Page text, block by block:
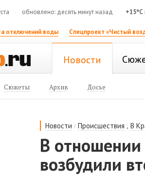
обновлено: десять минут назад +15°C
отключений воды Спецпроект «Чистый
Новости
Сюжеты Архив Досье
Новости /Происшествия ,В
В отношении
возбудили